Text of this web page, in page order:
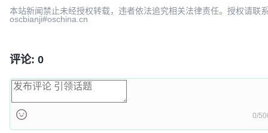
本站新闻禁止未经授权转载，违者依法追究相关法律责任。授权请联
oscbianji#oschina.cn
评论: 0
0/